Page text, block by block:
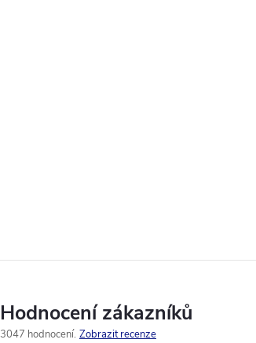
Hodnocení zákazníků
3047 hodnocení Zobrazit recenze